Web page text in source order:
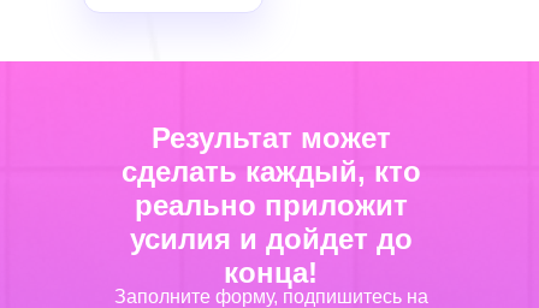
Результат может
сделать каждый, кто
реально приложит
усилия и дойдет до
конца!
Заполните форму, подпишитесь на